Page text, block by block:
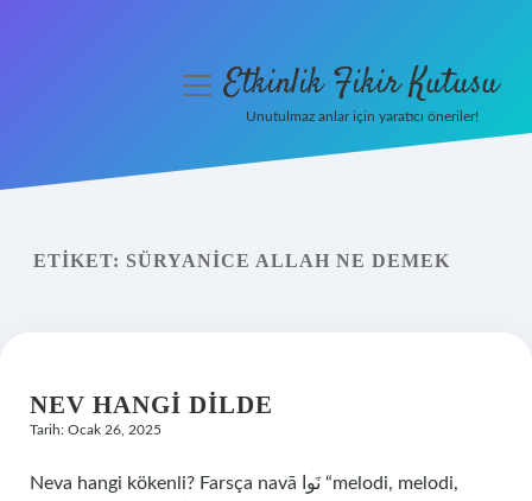
Yasal Uyarı
menüyüEtkinlik Fikir Kutusu
Unutulmaz anlar için yaratıcı öneriler!
ETIKET: SÜRYANICE ALLAH NE DEMEK
NEV HANGI DILDE
Tarih: Ocak 26, 2025
Neva hangi kökenli? Farsça navā نَوا “melodi, melodi,